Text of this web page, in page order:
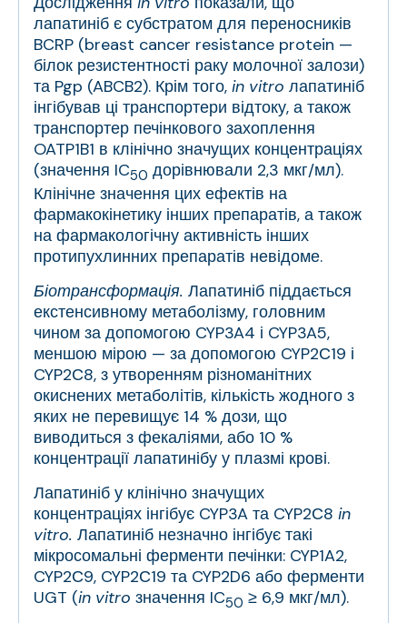
лапатиніб є субстратом для переносників
BCRP (breast cancer resistance protein —
білок резистентності раку молочної залози)
та Pgp (ABCB2). Крім того, in vitro лапатиніб
інгібував ці транспортери відтоку, а також
транспортер печінкового захоплення
OATP1B1 в клінічно значущих концентраціях
(значення IC50 дорівнювали 2,3 мкг/мл).
Клінічне значення цих ефектів на
фармакокінетику інших препаратів, а також
на фармакологічну активність інших
протипухлинних препаратів невідоме.
Біотрансформація. Лапатиніб піддається
екстенсивному метаболізму, головним
чином за допомогою CYP3A4 і CYP3A5,
меншою мірою — за допомогою CYP2С19 і
CYP2С8, з утворенням різноманітних
окиснених метаболітів, кількість жодного з
яких не перевищує 14 % дози, що
виводиться з фекаліями, або 10 %
концентрації лапатинібу у плазмі крові.
Лапатиніб у клінічно значущих
концентраціях інгібує CYP3A та CYP2С8 in
vitro. Лапатиніб незначно інгібує такі
мікросомальні ферменти печінки: CYP1A2,
CYP2С9, CYP2С19 та CYP2D6 або ферменти
UGT (in vitro значення IC50 ≥ 6,9 мкг/мл).